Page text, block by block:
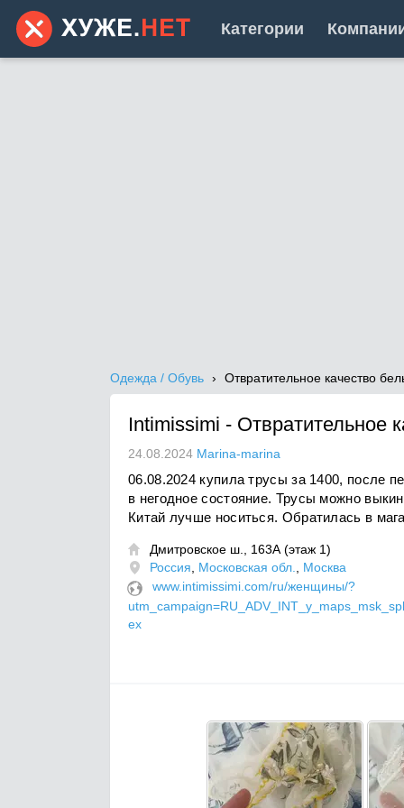
Категории
Одежда / Обувь Отвратительное качество
Intimissimi - Отвратительное
24.08.2024 Marina-marina
06.08.2024 купила трусы за 1400, после
в негодное состояние. Трусы можно
Китай лучше носиться. Обратилась в

Дмитровское ш., 163А (этаж 1)
Россия
Московская обл.
Москва
www.intimissimi.com/ru/женщины/?
ex